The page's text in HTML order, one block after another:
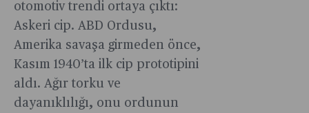
otomotiv trendi ortaya çıktı:
Askeri cip. ABD Ordusu,
Amerika savaşa girmeden önce,
Kasım 1940’ta ilk cip prototipini
aldı. Ağır torku ve
dayanıklılığı, onu ordunun